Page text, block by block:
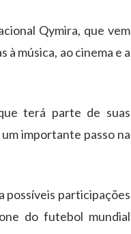
Qymira, que vem
música, ao cinema e a
terá parte de suas
importante passo na
possíveis participações
do futebol mundial